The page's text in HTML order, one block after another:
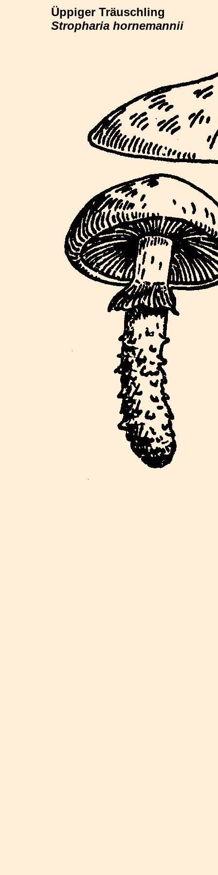
Üppiger Träuschling
Stropharia hornemannii